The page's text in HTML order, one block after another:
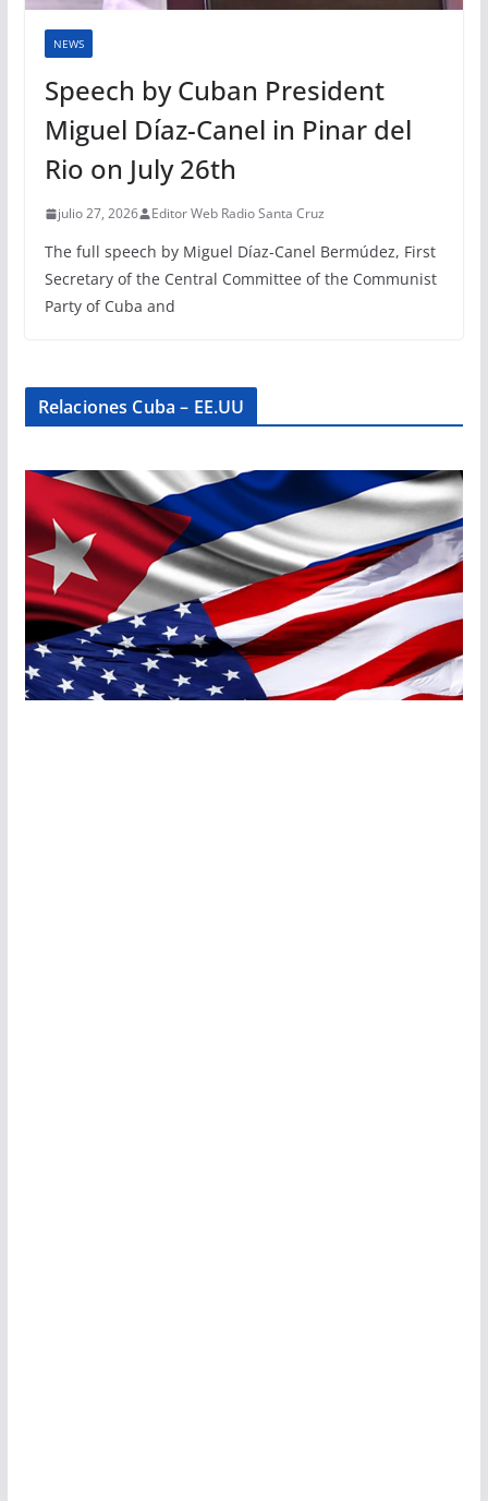
NEWS
Speech by Cuban President
Miguel Díaz-Canel in Pinar del
Rio on July 26th
julio 27, 2026 Editor Web Radio Santa Cruz
The full speech by Miguel Díaz-Canel Bermúdez, First
Secretary of the Central Committee of the Communist
Party of Cuba and
Relaciones Cuba – EE.UU